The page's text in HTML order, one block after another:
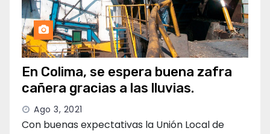
En Colima, se espera buena zafra
cañera gracias a las lluvias.
Ago 3, 2021
Con buenas expectativas la Unión Local de